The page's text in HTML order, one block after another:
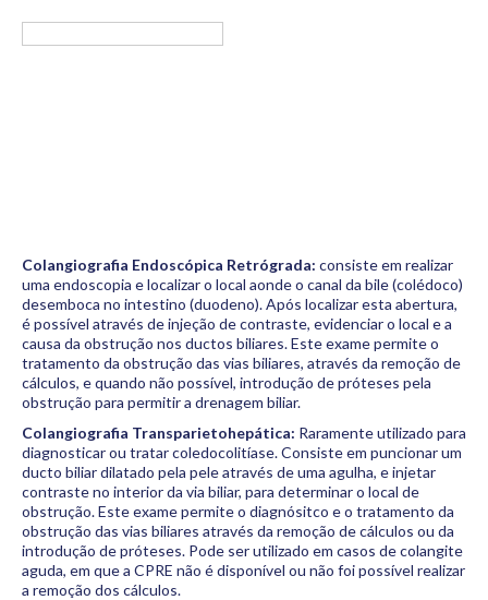
Colangiografia Endoscópica Retrógrada: consiste em realizar
uma endoscopia e localizar o local aonde o canal da bile (colédoco)
desemboca no intestino (duodeno). Após localizar esta abertura,
é possível através de injeção de contraste, evidenciar o local e a
causa da obstrução nos ductos biliares. Este exame permite o
tratamento da obstrução das vias biliares, através da remoção de
cálculos, e quando não possível, introdução de próteses pela
obstrução para permitir a drenagem biliar.
Colangiografia Transparietohepática: Raramente utilizado para
diagnosticar ou tratar coledocolitíase. Consiste em puncionar um
ducto biliar dilatado pela pele através de uma agulha, e injetar
contraste no interior da via biliar, para determinar o local de
obstrução. Este exame permite o diagnósitco e o tratamento da
obstrução das vias biliares através da remoção de cálculos ou da
introdução de próteses. Pode ser utilizado em casos de colangite
aguda, em que a CPRE não é disponível ou não foi possível realizar
a remoção dos cálculos.